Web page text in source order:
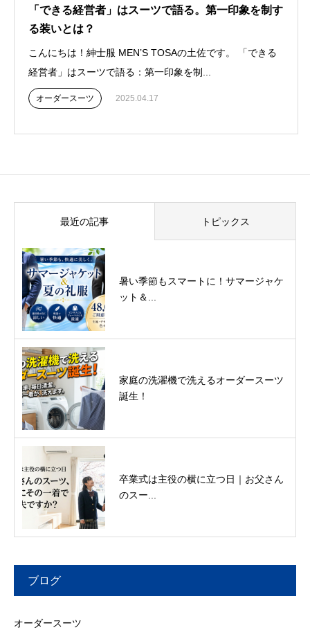
「できる経営者」はスーツで語る。第一印象を制す
る装いとは？
こんにちは！紳士服 MEN’S TOSAの土佐です。 「できる
経営者」はスーツで語る：第一印象を制...
オーダースーツ 2025.04.17
最近の記事 トピックス
暑い季節もスマートに！サマージャケ
ット＆...
家庭の洗濯機で洗えるオーダースーツ
誕生！
卒業式は主役の横に立つ日｜お父さん
のスー...
ブログ
オーダースーツ